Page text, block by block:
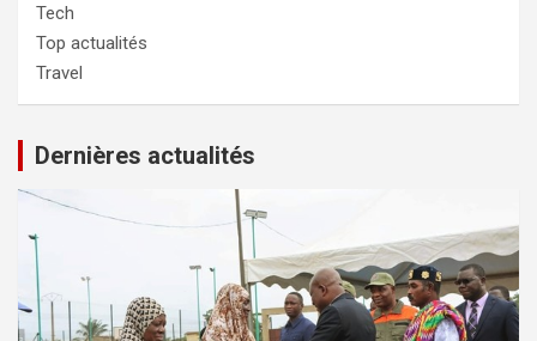
Tech
Top actualités
Travel
Dernières actualités